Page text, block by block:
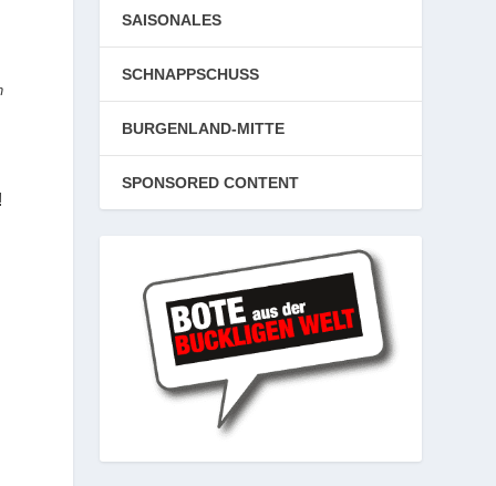
SAISONALES
SCHNAPPSCHUSS
BURGENLAND-MITTE
SPONSORED CONTENT